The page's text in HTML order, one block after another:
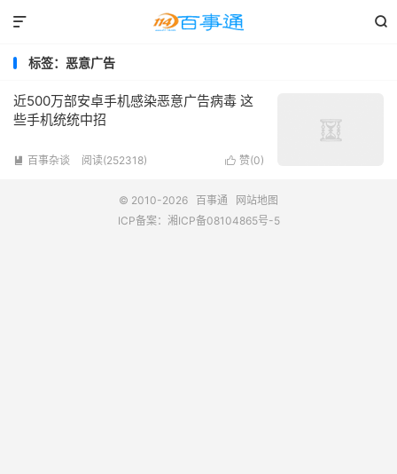


标签：恶意广告
近500万部安卓手机感染恶意广告病毒 这
些手机统统中招
 赞(0)
 百事杂谈 阅读(252318)
© 2010-2026 百事通
网站地图
ICP备案： 湘ICP备08104865号-5